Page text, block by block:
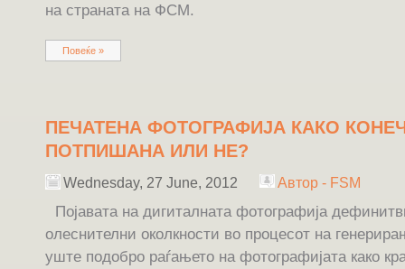
на страната на ФСМ.
Повеќе »
ПЕЧАТЕНА ФОТОГРАФИЈА КАКО
ПОТПИШАНА ИЛИ НЕ?
Wednesday, 27 June, 2012 Автор - FSM
Појавата на дигиталната фотографија
олеснителни околкности во процесот на
уште подобро раѓањето на фотографијата како